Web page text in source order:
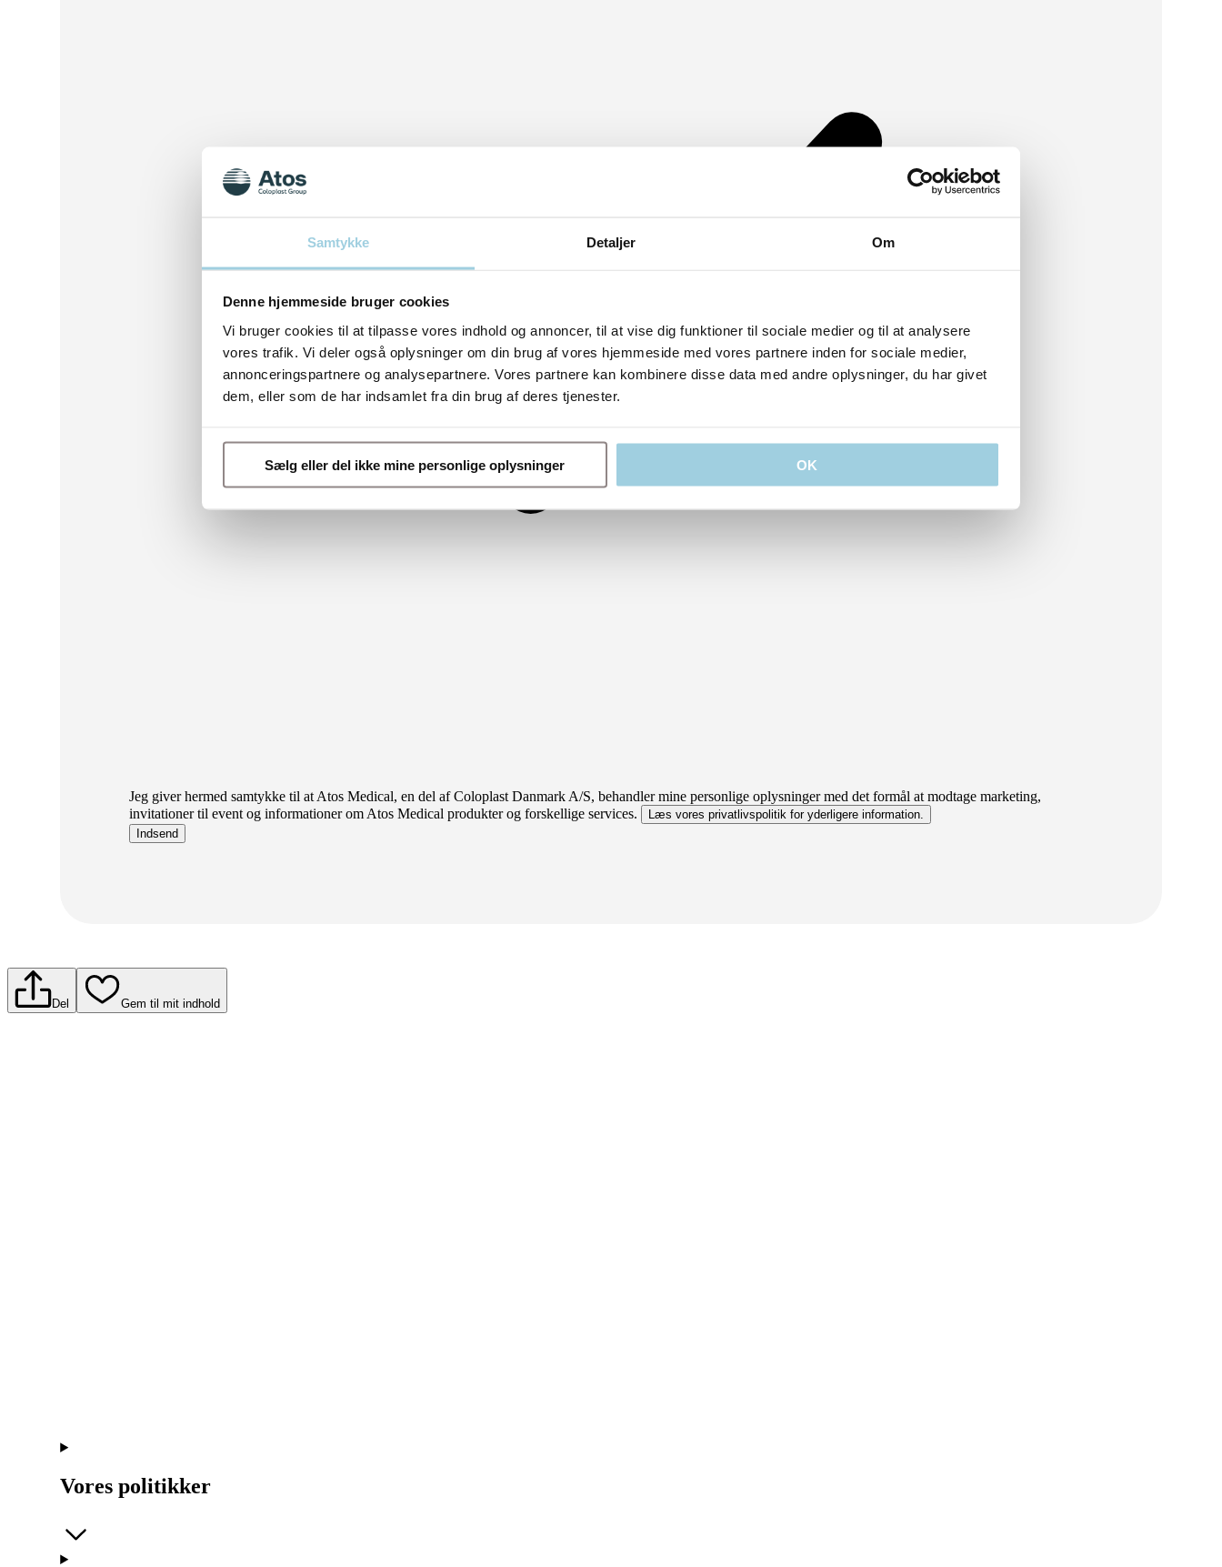
Samtykke Detaljer Om
Denne hjemmeside bruger cookies
Vi bruger cookies til at tilpasse vores indhold og annoncer, til at vise dig funktioner til sociale medier og til at analysere
vores trafik. Vi deler også oplysninger om din brug af vores hjemmeside med vores partnere inden for sociale medier,
annonceringspartnere og analysepartnere. Vores partnere kan kombinere disse data med andre oplysninger, du har givet
dem, eller som de har indsamlet fra din brug af deres tjenester.
Sælg eller del ikke mine personlige oplysninger OK
Jeg giver hermed samtykke til at Atos Medical, en del af Coloplast Danmark A/S, behandler mine personlige oplysninger med det formål at modtage marketing,
invitationer til event og informationer om Atos Medical produkter og forskellige services.
Læs vores privatlivspolitik for yderligere information.​
Indsend
Del Gem til mit indhold
Vores politikker